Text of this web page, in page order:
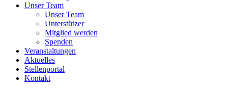
Unser Team
Unser Team
Unterstützer
Mitglied werden
Spenden
Veranstaltungen
Aktuelles
Stellenportal
Kontakt